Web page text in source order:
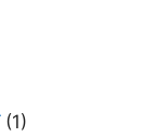
(1)